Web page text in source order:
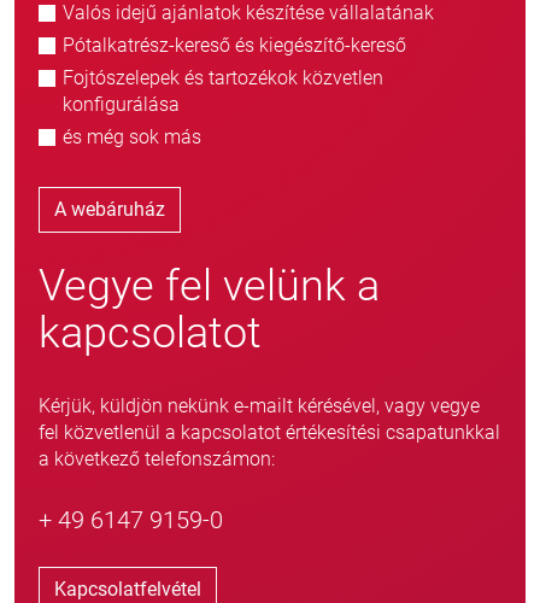
Valós idejű ajánlatok készítése vállalatának
Pótalkatrész-kereső és kiegészítő-kereső
Fojtószelepek és tartozékok közvetlen
konfigurálása
és még sok más
A webáruház
Vegye fel velünk a
kapcsolatot
Kérjük, küldjön nekünk e-mailt kérésével, vagy vegye
fel közvetlenül a kapcsolatot értékesítési csapatunkkal
a következő telefonszámon:
+ 49 6147 9159-0
Kapcsolatfelvétel